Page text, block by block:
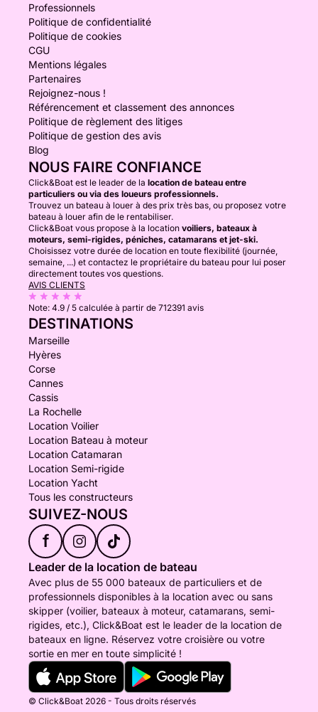
Professionnels
Politique de confidentialité
Politique de cookies
CGU
Mentions légales
Partenaires
Rejoignez-nous !
Référencement et classement des annonces
Politique de règlement des litiges
Politique de gestion des avis
Blog
NOUS FAIRE CONFIANCE
Click&Boat est le leader de la location de bateau entre
particuliers ou via des loueurs professionnels.
Trouvez un bateau à louer à des prix très bas, ou proposez votre
bateau à louer afin de le rentabiliser.
Click&Boat vous propose à la location voiliers, bateaux à
moteurs, semi-rigides, péniches, catamarans et jet-ski.
Choisissez votre durée de location en toute flexibilité (journée,
semaine, ...) et contactez le propriétaire du bateau pour lui poser
directement toutes vos questions.
AVIS CLIENTS
Note: 4.9 / 5 calculée à partir de 712391 avis
DESTINATIONS
Marseille
Hyères
Corse
Cannes
Cassis
La Rochelle
Location Voilier
Location Bateau à moteur
Location Catamaran
Location Semi-rigide
Location Yacht
Tous les constructeurs
SUIVEZ-NOUS
f
Leader de la location de bateau
Avec plus de 55 000 bateaux de particuliers et de
professionnels disponibles à la location avec ou sans
skipper (voilier, bateaux à moteur, catamarans, semi-
rigides, etc.), Click&Boat est le leader de la location de
bateaux en ligne. Réservez votre croisière ou votre
sortie en mer en toute simplicité !
© Click&Boat 2026 - Tous droits réservés